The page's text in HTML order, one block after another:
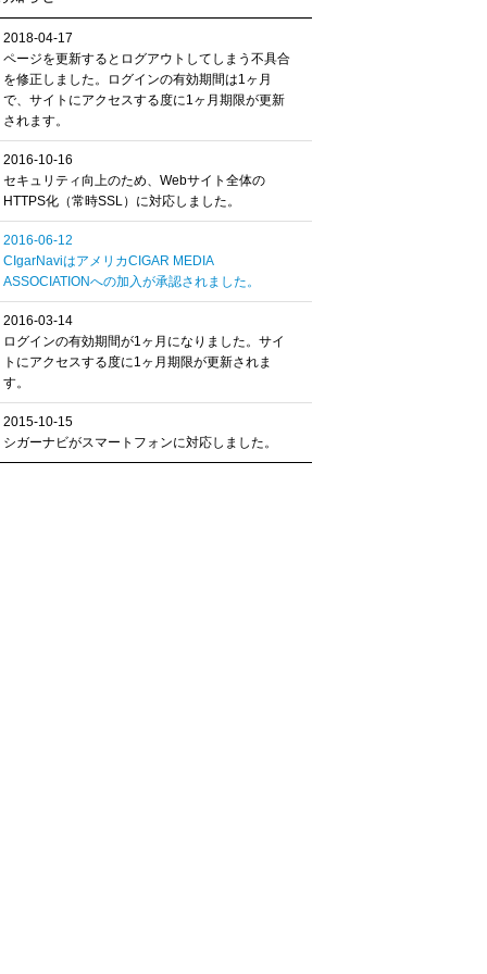
2018-04-17
ページを更新するとログアウトしてしまう不具合
を修正しました。ログインの有効期間は1ヶ月
で、サイトにアクセスする度に1ヶ月期限が更新
されます。
2016-10-16
セキュリティ向上のため、Webサイト全体の
HTTPS化（常時SSL）に対応しました。
2016-06-12
CIgarNaviはアメリカCIGAR MEDIA
ASSOCIATIONへの加入が承認されました。
2016-03-14
ログインの有効期間が1ヶ月になりました。サイ
トにアクセスする度に1ヶ月期限が更新されま
す。
2015-10-15
シガーナビがスマートフォンに対応しました。